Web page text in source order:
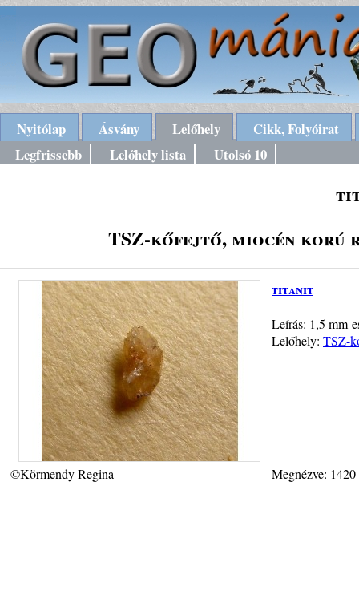
Nyitólap Ásvány Lelőhely
Cikk, Folyóirat
Legfrissebb
Lelőhely lista Utolsó 10
TSZ-kőfejtő, miocén korú
titanit
Leírás: 1,5 mm-
Lelőhely: TSZ-
©Körmendy Regina Megnézve: